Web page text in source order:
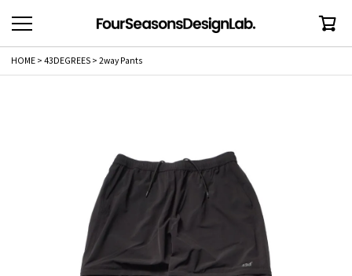
HOME 43DEGREES 2way Pants